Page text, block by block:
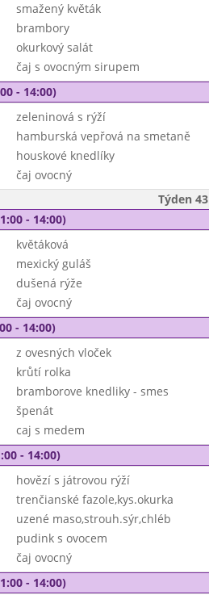
smažený květák
brambory
okurkový salát
čaj s ovocným sirupem
- 14:00)
zeleninová s rýží
hamburská vepřová na smetaně
houskové knedlíky
čaj ovocný
Týden 43
- 14:00)
květáková
mexický guláš
dušená rýže
čaj ovocný
- 14:00)
z ovesných vloček
krůtí rolka
bramborove knedliky - smes
špenát
caj s medem
- 14:00)
hovězí s játrovou rýží
trenčianské fazole,kys.okurka
uzené maso,strouh.sýr,chléb
pudink s ovocem
čaj ovocný
- 14:00)